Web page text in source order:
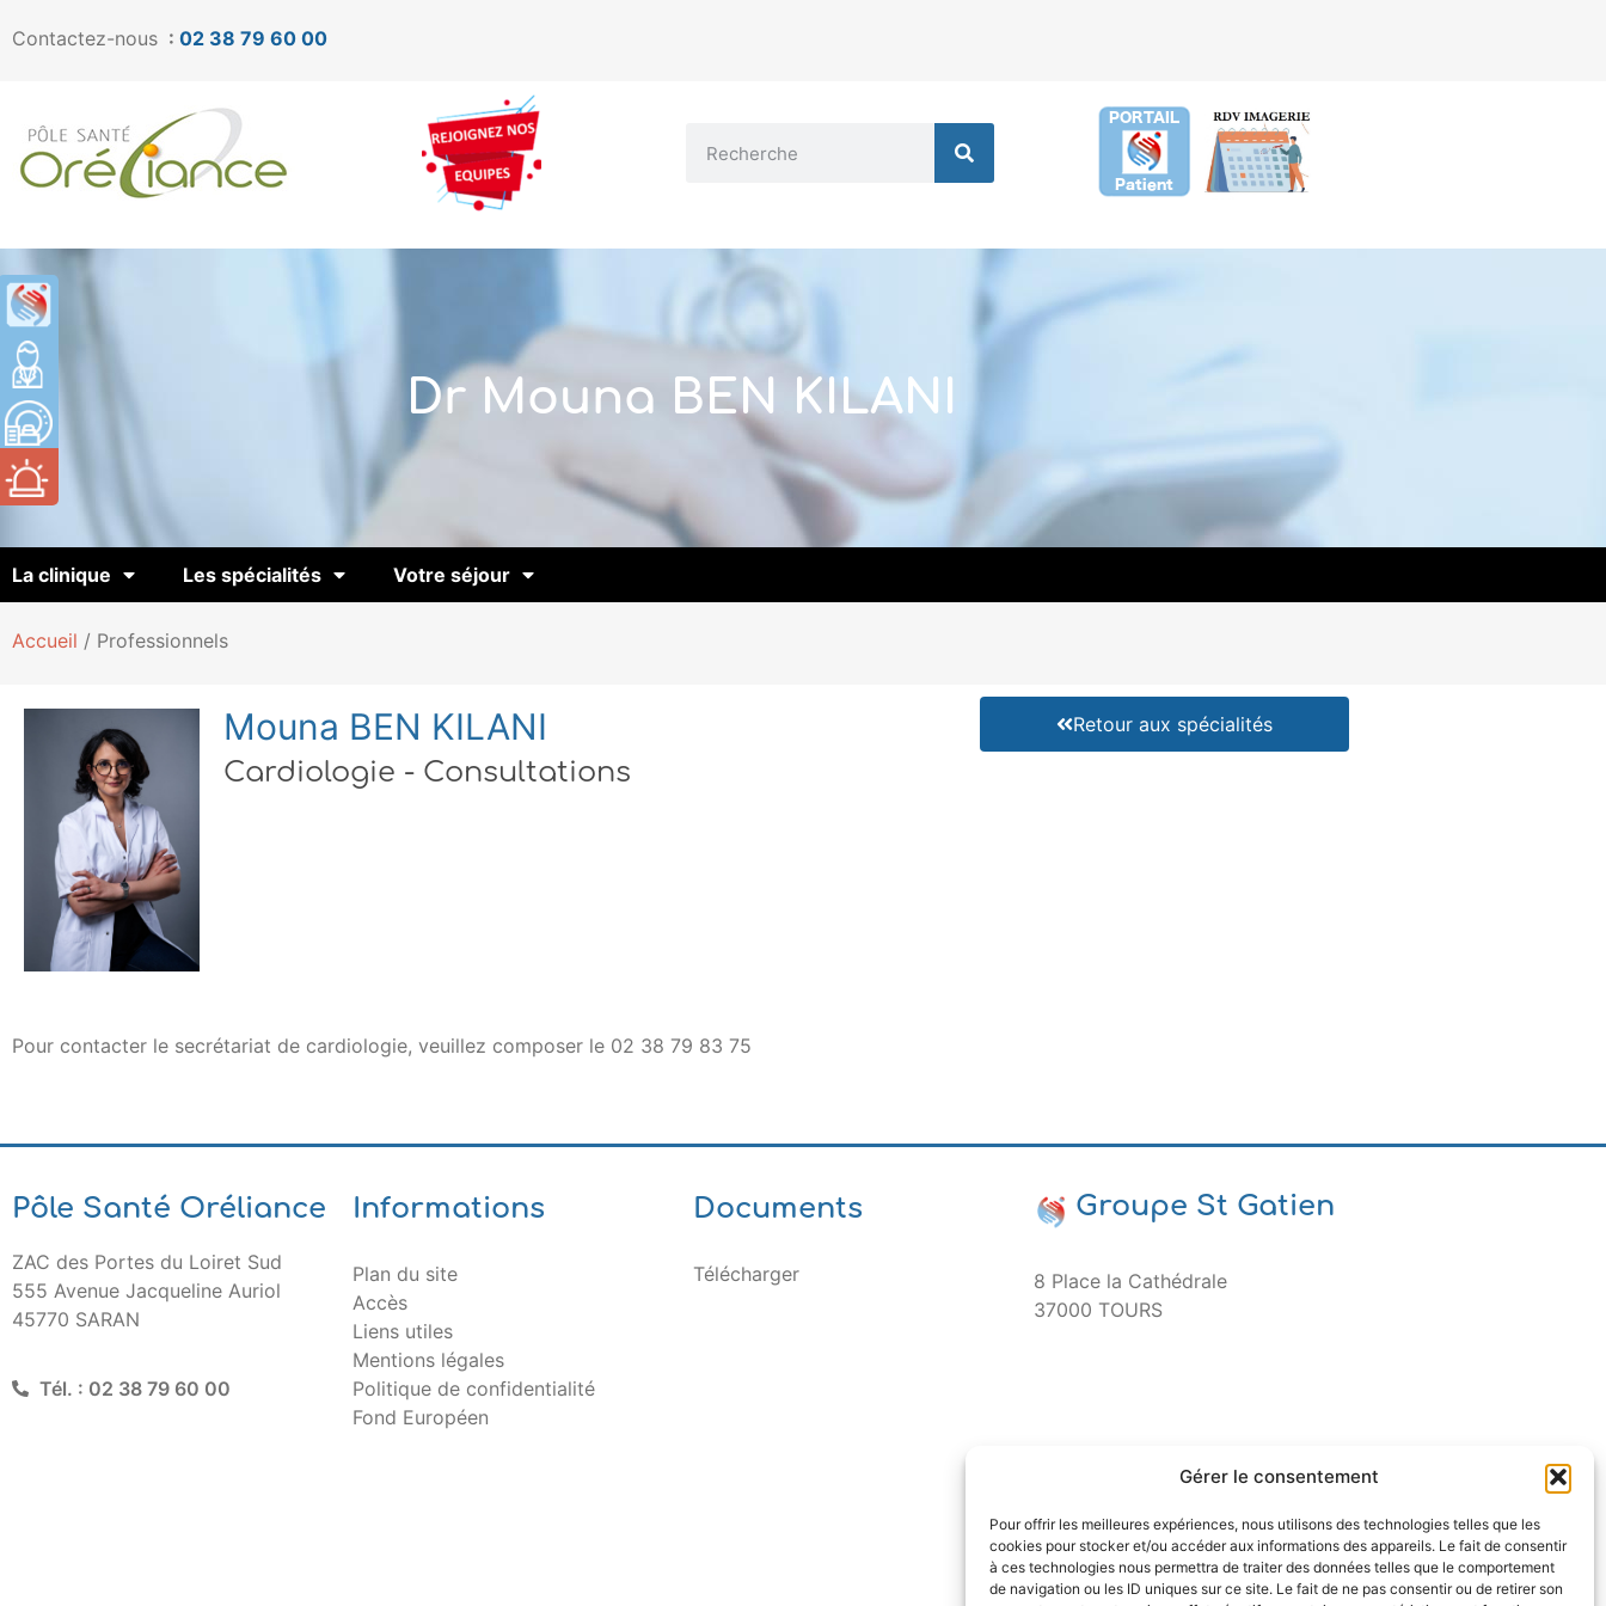
Gérer le consentement
Pour offrir les meilleures expériences, nous utilisons des technologies telles que les
cookies pour stocker et/ou accéder aux informations des appareils. Le fait de consentir
à ces technologies nous permettra de traiter des données telles que le comportement
de navigation ou les ID uniques sur ce site. Le fait de ne pas consentir ou de retirer son
Contactez-nous : 02 38 79 60 00
Dr Mouna BEN KILANI
La clinique Les spécialités Votre séjour
Accueil / Professionnels
Mouna BEN KILANI
Cardiologie - Consultations
Pour contacter le secrétariat de cardiologie, veuillez composer le 02 38 79 83 75
Retour aux spécialités
Pôle Santé Oréliance
ZAC des Portes du Loiret Sud
555 Avenue Jacqueline Auriol
45770 SARAN
Tél. : 02 38 79 60 00
Informations
Plan du site
Accès
Liens utiles
Mentions légales
Politique de confidentialité
Fond Européen
Documents
Télécharger
Groupe St Gatien
8 Place la Cathédrale
37000 TOURS